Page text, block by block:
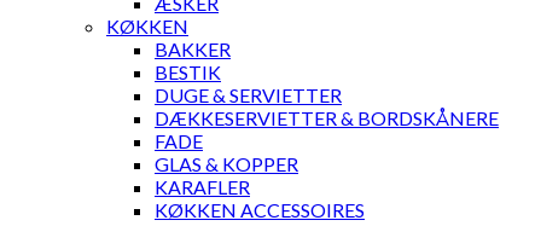
KØKKEN
BAKKER
BESTIK
DUGE & SERVIETTER
DÆKKESERVIETTER & BORDSKÅNERE
FADE
GLAS & KOPPER
KARAFLER
KØKKEN ACCESSOIRES